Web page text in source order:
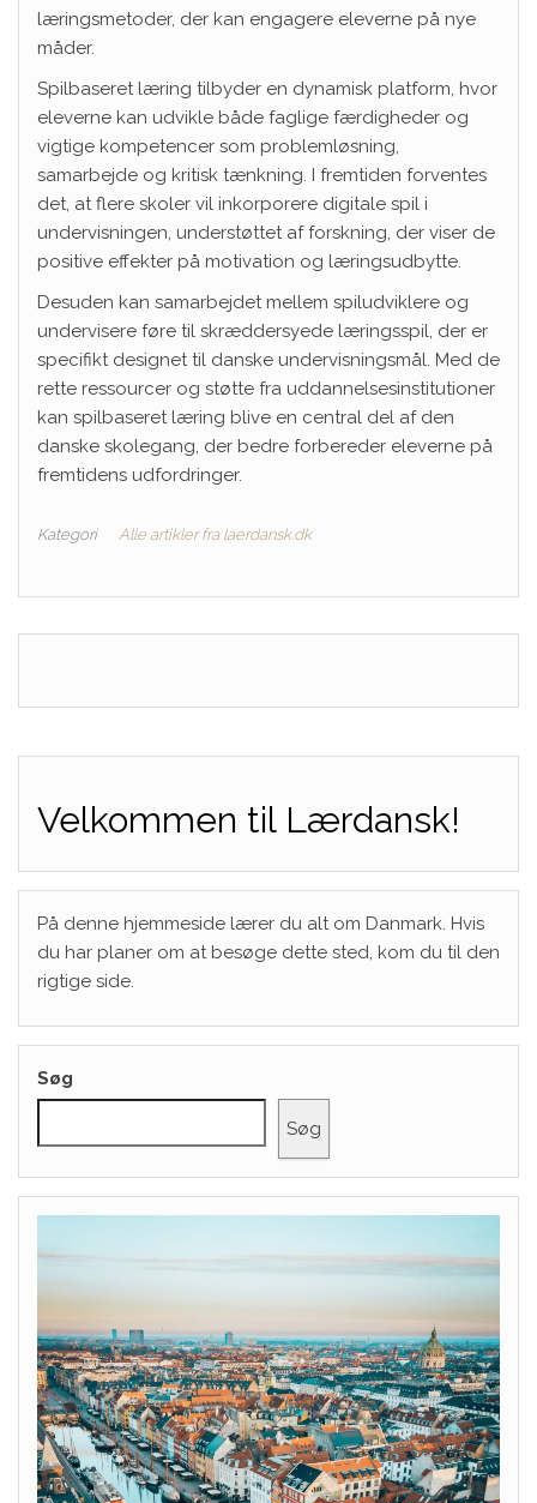
læringsmetoder, der kan engagere eleverne på nye
måder.
Spilbaseret læring tilbyder en dynamisk platform, hvor
eleverne kan udvikle både faglige færdigheder og
vigtige kompetencer som problemløsning,
samarbejde og kritisk tænkning. I fremtiden forventes
det, at flere skoler vil inkorporere digitale spil i
undervisningen, understøttet af forskning, der viser de
positive effekter på motivation og læringsudbytte.
Desuden kan samarbejdet mellem spiludviklere og
undervisere føre til skræddersyede læringsspil, der er
specifikt designet til danske undervisningsmål. Med de
rette ressourcer og støtte fra uddannelsesinstitutioner
kan spilbaseret læring blive en central del af den
danske skolegang, der bedre forbereder eleverne på
fremtidens udfordringer.
Kategori Alle artikler fra laerdansk.dk
Velkommen til Lærdansk!
På denne hjemmeside lærer du alt om Danmark. Hvis
du har planer om at besøge dette sted, kom du til den
rigtige side.
Søg
Søg